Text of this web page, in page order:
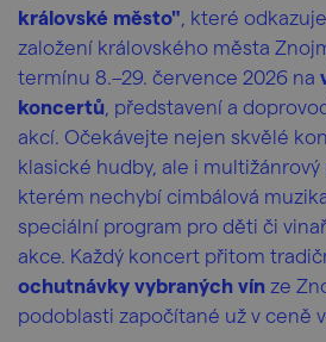
královské město" , které
založení královského města
termínu 8.–29. července 2026 na
koncertů , představení a
akcí. Očekávejte nejen skvělé
klasické hudby, ale i
kterém nechybí cimbálová
speciální program pro děti či
akce. Každý koncert přitom
ochutnávky vybraných vín ze
podoblasti započítané už v ceně